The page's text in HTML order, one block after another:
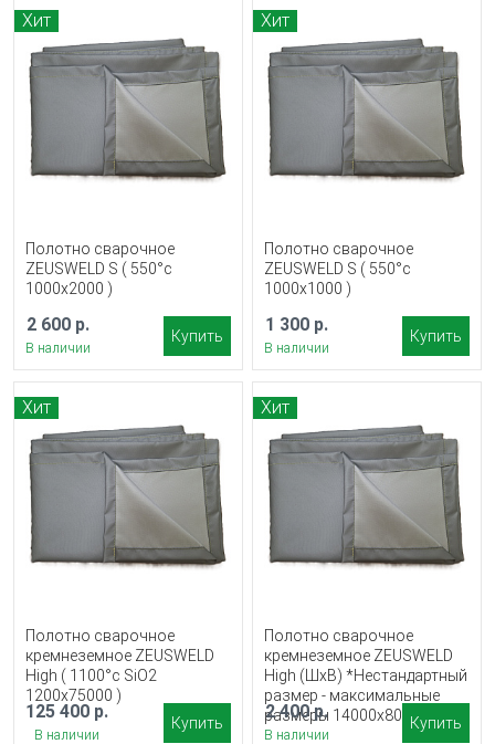
Хит
Полотно сварочное
ZEUSWELD S ( 550°с
1000x2000 )
2 600 р.
В наличии
Купить
Хит
Полотно сварочное
ZEUSWELD S ( 550°с
1000x1000 )
1 300 р.
В наличии
Купить
Хит
Полотно сварочное
кремнеземное ZEUSWELD
High ( 1100°c SiO2
1200x75000 )
125 400 р.
В наличии
Купить
Хит
Полотно сварочное
кремнеземное ZEUSWELD
High (ШхВ) *Нестандартный
размер - максимальные
размеры 14000х8000 мм
2 400 р.
В наличии
Купить